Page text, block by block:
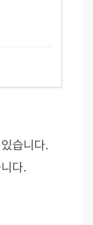
습니다.
다.